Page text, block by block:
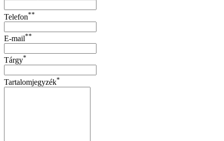
Telefon**
E-mail**
Tárgy*
Tartalomjegyzék*